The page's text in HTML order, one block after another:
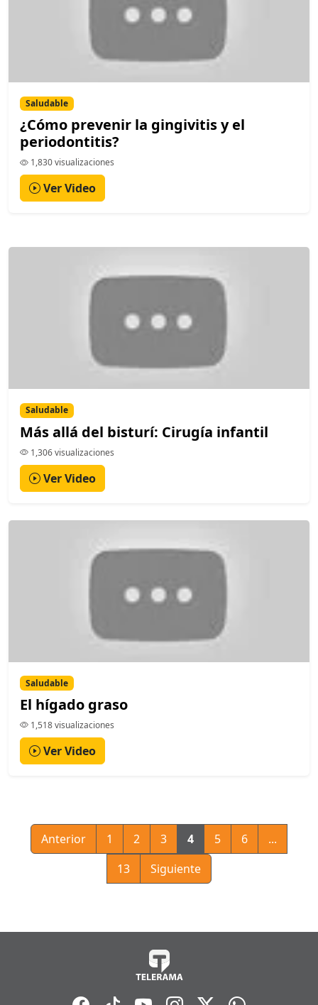
Saludable
¿Cómo prevenir la gingivitis y el
periodontitis?
1,830 visualizaciones
Ver Video
Saludable
Más allá del bisturí: Cirugía infantil
1,306 visualizaciones
Ver Video
Saludable
El hígado graso
1,518 visualizaciones
Ver Video
Anterior 1 2 3 4 5 6
...
13
Siguiente